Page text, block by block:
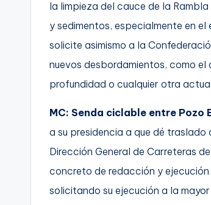
la limpieza del cauce de la
y sedimentos, especialmente en
solicite asimismo a la
nuevos desbordamientos, como
profundidad o cualquier otra
MC: Senda ciclable entre Pozo
a su presidencia a que dé
Dirección General de Carreteras
concreto de redacción y
solicitando su ejecución a la